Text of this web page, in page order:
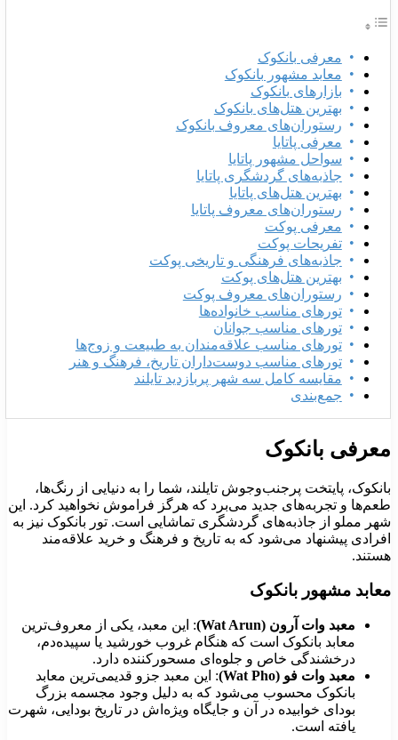
معرفی بانکوک
معابد مشهور بانکوک
بازارهای بانکوک
بهترین هتل‌های بانکوک
رستوران‌های معروف بانکوک
معرفی پاتایا
سواحل مشهور پاتایا
جاذبه‌های گردشگری پاتایا
بهترین هتل‌های پاتایا
رستوران‌های معروف پاتایا
معرفی پوکت
تفریحات پوکت
جاذبه‌های فرهنگی و تاریخی پوکت
بهترین هتل‌های پوکت
رستوران‌های معروف پوکت
تورهای مناسب خانواده‌ها
تورهای مناسب جوانان
تورهای مناسب علاقه‌مندان به طبیعت‌ و زوج‌ها
تورهای مناسب دوست‌داران تاریخ، فرهنگ و هنر
مقایسه کامل سه شهر پربازدید تایلند
جمع‌بندی
بانکوک
پایتخت پرجنب‌و‌جوش تایلند، شما را به دنیایی از رنگ‌ها،
و تجربه‌های جدید می‌برد که هرگز فراموش نخواهید کرد. این
مملو از جاذبه‌های گردشگری تماشایی است. تور بانکوک نیز به
پیشنهاد می‌شود که به تاریخ و فرهنگ و خرید علاقه‌مند
مشهور بانکوک
معبد وات آرون (Wat Arun)
: این معبد، یکی از معروف‌ترین
معابد بانکوک است که هنگام غروب خورشید یا سپیده‌دم،
درخشندگی خاص و جلوه‌ای مسحور‌کننده دارد.
معبد وات فو (Wat Pho)
: این معبد جزو قدیمی‌ترین معابد
بانکوک محسوب می‌شود که به دلیل وجود مجسمه بزرگ
بودای خوابیده در آن و جایگاه ویژه‌اش در تاریخ بودایی، شهرت
یافته است.